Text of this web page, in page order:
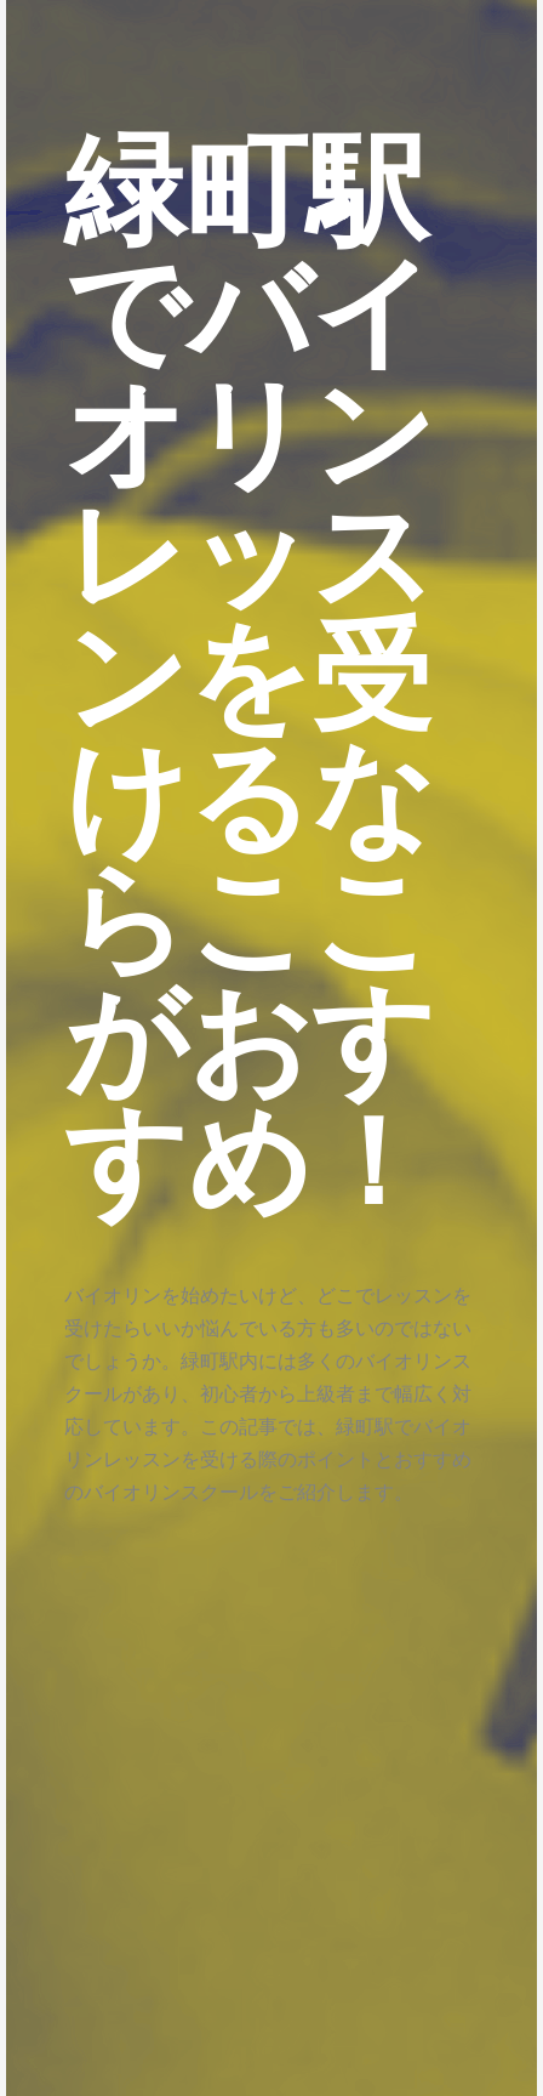
緑町駅
でバイ
オリン
レッス
ンを受
けるな
らここ
がおす
すめ！
バイオリンを始めたいけど、どこでレッスンを
受けたらいいか悩んでいる方も多いのではない
でしょうか。緑町駅内には多くのバイオリンス
クールがあり、初心者から上級者まで幅広く対
応しています。この記事では、緑町駅でバイオ
リンレッスンを受ける際のポイントとおすすめ
のバイオリンスクールをご紹介します。